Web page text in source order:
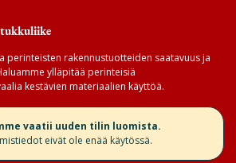
tukkuliike
perinteisten rakennustuotteiden saatavuus ja
ylläpitää perinteisiä
kestävien materiaalien käyttöä.
vaatii uuden tilin luomista.
eivät ole enää käytössä.